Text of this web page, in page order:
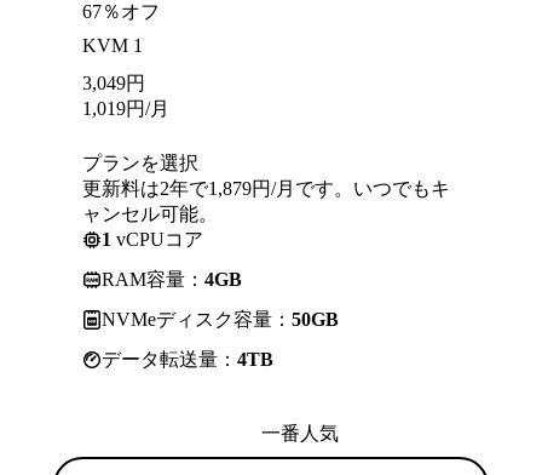
67％オフ
KVM 1
3,049円
1,019円/月
プランを選択
更新料は2年で1,879円/月です。いつでもキ
ャンセル可能。
1 vCPUコア
RAM容量： 4GB
NVMeディスク容量： 50GB
データ転送量： 4TB
一番人気